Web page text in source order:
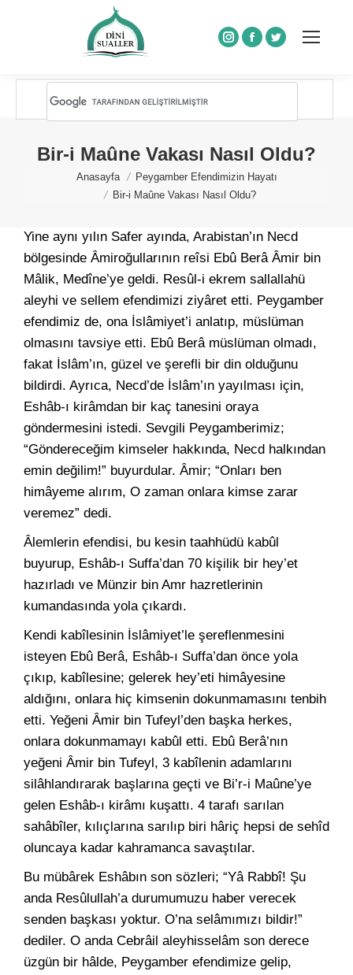
Instagram
Facebook
Twitter
Bir-i Maûne Vakası Nasıl Oldu?
You are here:
Anasayfa
Peygamber Efendimizin Hayatı
Bir-i Maûne Vakası Nasıl Oldu?
Yine aynı yılın Safer ayında, Arabistan’ın Necd
bölgesinde Âmiroğullarının reîsi Ebû Berâ Âmir bin
Mâlik, Medîne’ye geldi. Resûl-i ekrem sallallahü
aleyhi ve sellem efendimizi ziyâret etti. Peygamber
efendimiz de, ona İslâmiyet’i anlatıp, müslüman
olmasını tavsiye etti. Ebû Berâ müslüman olmadı,
fakat İslâm’ın, güzel ve şerefli bir din olduğunu
bildirdi. Ayrıca, Necd’de İslâm’ın yayılması için,
Eshâb-ı kirâmdan bir kaç tanesini oraya
göndermesini istedi. Sevgili Peygamberimiz;
“Göndereceğim kimseler hakkında, Necd halkından
emin değilim!” buyurdular. Âmir; “Onları ben
himâyeme alırım, O zaman onlara kimse zarar
veremez” dedi.
Âlemlerin efendisi, bu kesin taahhüdü kabûl
buyurup, Eshâb-ı Suffa’dan 70 kişilik bir hey’et
hazırladı ve Münzir bin Amr hazretlerinin
kumandasında yola çıkardı.
Kendi kabîlesinin İslâmiyet’le şereflenmesini
isteyen Ebû Berâ, Eshâb-ı Suffa’dan önce yola
çıkıp, kabîlesine; gelerek hey’eti himâyesine
aldığını, onlara hiç kimsenin dokunmamasını tenbih
etti. Yeğeni Âmir bin Tufeyl’den başka herkes,
onlara dokunmamayı kabûl etti. Ebû Berâ’nın
yeğeni Âmir bin Tufeyl, 3 kabîlenin adamlarını
silâhlandırarak başlarına geçti ve Bi’r-i Maûne’ye
gelen Eshâb-ı kirâmı kuşattı. 4 tarafı sarılan
sahâbîler, kılıçlarına sarılıp biri hâriç hepsi de sehîd
oluncaya kadar kahramanca savaştılar.
Bu mübârek Eshâbın son sözleri; “Yâ Rabbî! Şu
anda Resûlullah’a durumumuzu haber verecek
senden başkası yoktur. O’na selâmımızı bildir!”
dediler. O anda Cebrâil aleyhisselâm son derece
üzgün bir hâlde, Peygamber efendimize gelip,